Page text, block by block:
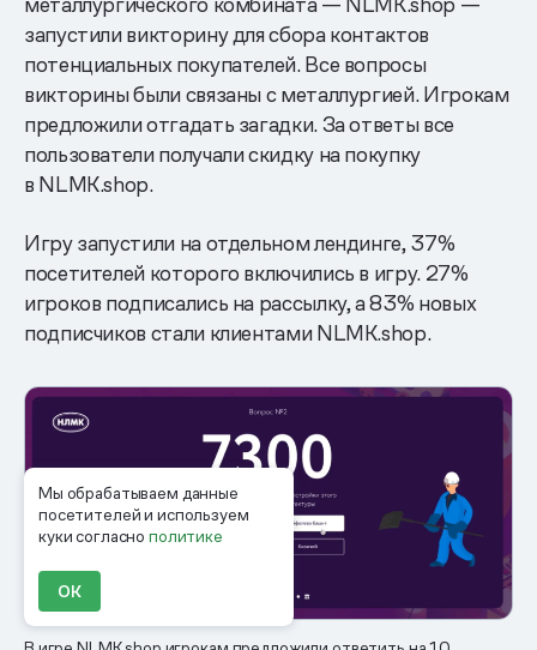
Мы обрабатываем данные
посетителей и используем
куки согласнополитике
ОК
запустили викторину для сбора контактов
потенциальных покупателей. Все вопросы
викторины были связаны с металлургией. Игрокам
предложили отгадать загадки. За ответы все
пользователи получали скидку на покупку
в NLMK.shop.
Игру запустили на отдельном лендинге, 37%
посетителей которого включились в игру. 27%
игроков подписались на рассылку, а 83% новых
подписчиков стали клиентами NLMK.shop.